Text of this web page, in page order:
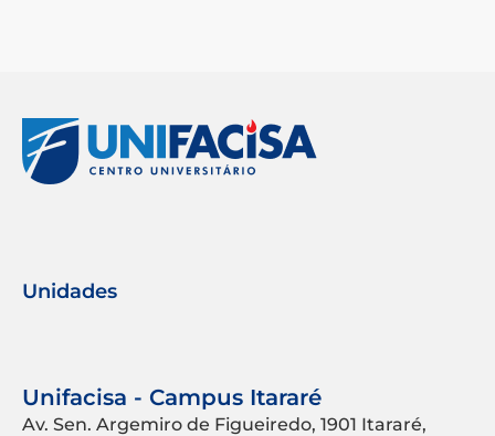
Unidades
Unifacisa - Campus Itararé
Av. Sen. Argemiro de Figueiredo, 1901 Itararé,